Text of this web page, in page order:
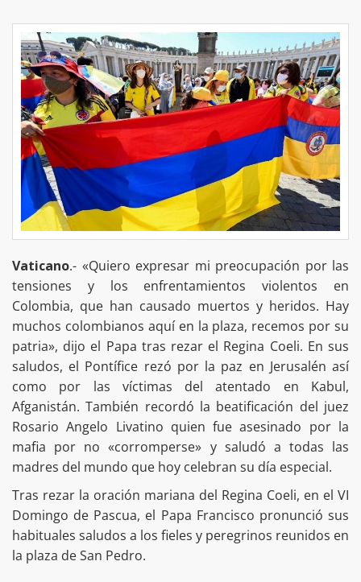
Vaticano.- «Quiero expresar mi preocupación por las
tensiones y los enfrentamientos violentos en
Colombia, que han causado muertos y heridos. Hay
muchos colombianos aquí en la plaza, recemos por su
patria», dijo el Papa tras rezar el Regina Coeli. En sus
saludos, el Pontífice rezó por la paz en Jerusalén así
como por las víctimas del atentado en Kabul,
Afganistán. También recordó la beatificación del juez
Rosario Angelo Livatino quien fue asesinado por la
mafia por no «corromperse» y saludó a todas las
madres del mundo que hoy celebran su día especial.
Tras rezar la oración mariana del Regina Coeli, en el VI
Domingo de Pascua, el Papa Francisco pronunció sus
habituales saludos a los fieles y peregrinos reunidos en
la plaza de San Pedro.